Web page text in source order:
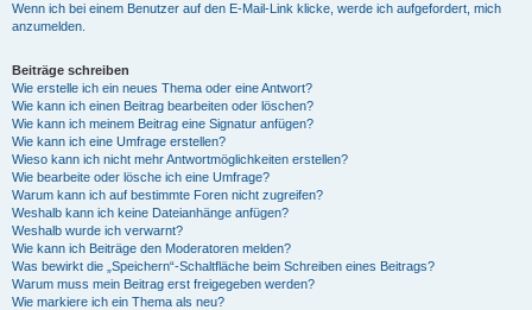
Wenn ich bei einem Benutzer auf den E-Mail-Link klicke, werde ich aufgefordert, mich
anzumelden.
Beiträge schreiben
Wie erstelle ich ein neues Thema oder eine Antwort?
Wie kann ich einen Beitrag bearbeiten oder löschen?
Wie kann ich meinem Beitrag eine Signatur anfügen?
Wie kann ich eine Umfrage erstellen?
Wieso kann ich nicht mehr Antwortmöglichkeiten erstellen?
Wie bearbeite oder lösche ich eine Umfrage?
Warum kann ich auf bestimmte Foren nicht zugreifen?
Weshalb kann ich keine Dateianhänge anfügen?
Weshalb wurde ich verwarnt?
Wie kann ich Beiträge den Moderatoren melden?
Was bewirkt die „Speichern“-Schaltfläche beim Schreiben eines Beitrags?
Warum muss mein Beitrag erst freigegeben werden?
Wie markiere ich ein Thema als neu?